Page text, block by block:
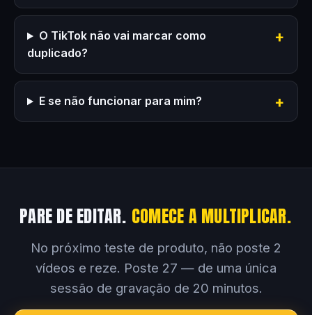
O TikTok não vai marcar como
duplicado?
E se não funcionar para mim?
PARE DE EDITAR. COMECE A MULTIPLICAR.
No próximo teste de produto, não poste 2
vídeos e reze. Poste 27 — de uma única
sessão de gravação de 20 minutos.